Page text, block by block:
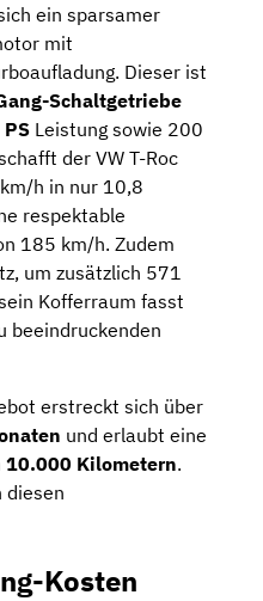
ein sparsamer
mit
Dieser ist
Schaltgetriebe
Leistung sowie 200
der VW T-Roc
h in nur 10,8
respektable
185 km/h. Zudem
um zusätzlich 571
Kofferraum fasst
beeindruckenden
erstreckt sich über
und erlaubt eine
10.000 Kilometern.
diesen
Kosten